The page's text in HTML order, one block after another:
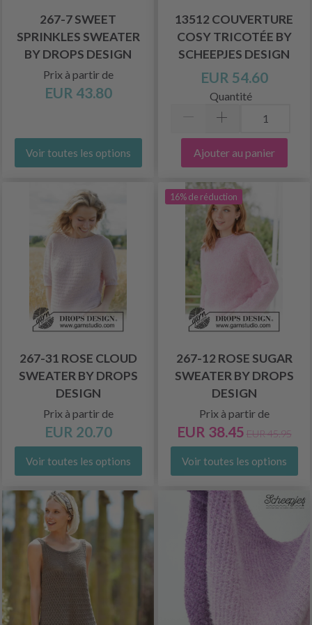
267-7 SWEET
SPRINKLES SWEATER
BY DROPS DESIGN
Prix à partir de
EUR 43.80
Voir toutes les options
13512 COUVERTURE
COSY TRICOTÉE BY
SCHEEPJES DESIGN
EUR 54.60
Quantité
Ajouter au panier
267-31 ROSE CLOUD
SWEATER BY DROPS
DESIGN
Prix à partir de
EUR 20.70
Voir toutes les options
16% de réduction
267-12 ROSE SUGAR
SWEATER BY DROPS
DESIGN
Prix à partir de
EUR 38.45 EUR 45.95
Voir toutes les options